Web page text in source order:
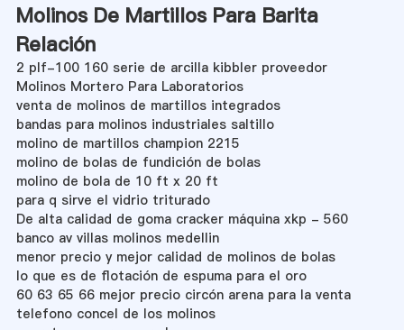
Molinos De Martillos Para Barita
Relación
2 plf-100 160 serie de arcilla kibbler proveedor
Molinos Mortero Para Laboratorios
venta de molinos de martillos integrados
bandas para molinos industriales saltillo
molino de martillos champion 2215
molino de bolas de fundición de bolas
molino de bola de 10 ft x 20 ft
para q sirve el vidrio triturado
De alta calidad de goma cracker máquina xkp - 560
banco av villas molinos medellin
menor precio y mejor calidad de molinos de bolas
lo que es de flotación de espuma para el oro
60 63 65 66 mejor precio circón arena para la venta
telefono concel de los molinos